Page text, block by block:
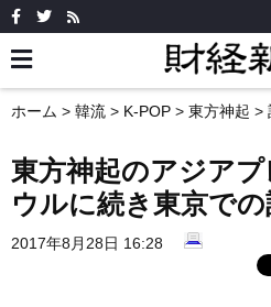
ホーム > 韓流 > K-POP > 東方神起 >
東方神起のアジア
ウルに続き東京で
2017年8月28日 16:28